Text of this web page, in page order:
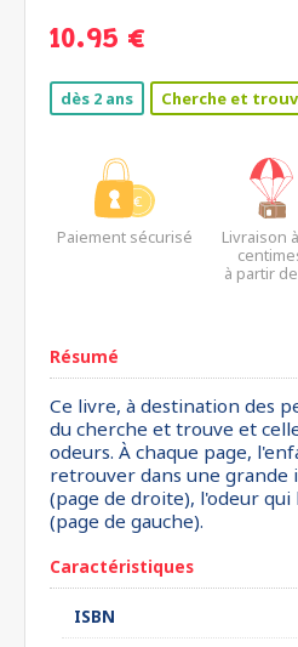
10.95 €
dès 2 ans Cherche et
Paiement sécurisé
Livraison
à partir
Résumé
Ce livre, à destination des
du cherche et trouve et
odeurs. À chaque page,
retrouver dans une grande
(page de droite), l'odeur
(page de gauche).
Caractéristiques
ISBN